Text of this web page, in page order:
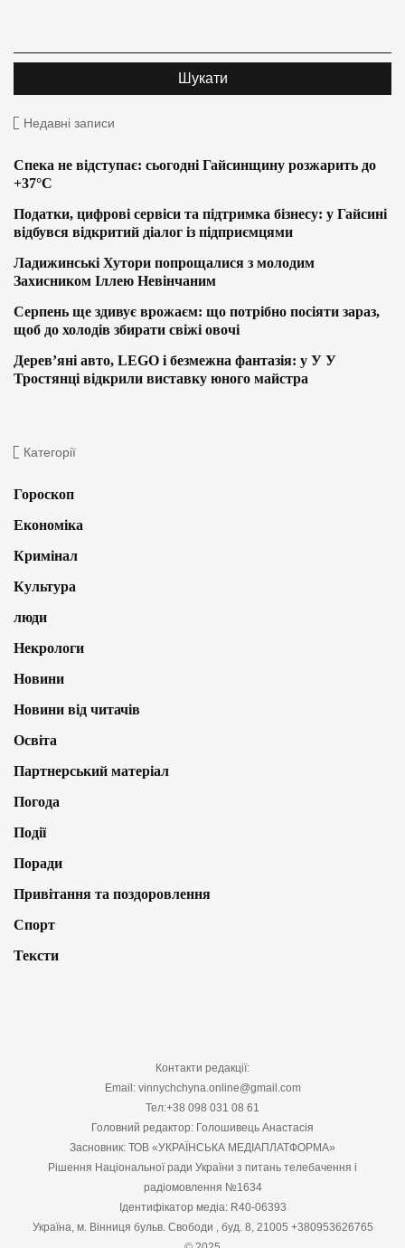
Недавні записи
Спека не відступає: сьогодні Гайсинщину розжарить до
+37°C
Податки, цифрові сервіси та підтримка бізнесу: у Гайсині
відбувся відкритий діалог із підприємцями
Ладижинські Хутори попрощалися з молодим
Захисником Іллею Невінчаним
Серпень ще здивує врожаєм: що потрібно посіяти зараз,
щоб до холодів збирати свіжі овочі
Дерев’яні авто, LEGO і безмежна фантазія: у У У
Тростянці відкрили виставку юного майстра
Категорії
Гороскоп
Економіка
Кримінал
Культура
люди
Некрологи
Новини
Новини від читачів
Освіта
Партнерський матеріал
Погода
Події
Поради
Привітання та поздоровлення
Спорт
Тексти
Контакти редакції:
Email: vinnychchyna.online@gmail.com
Тел:+38 098 031 08 61
Головний редактор: Голошивець Анастасія
Засновник: ТОВ «УКРАЇНСЬКА МЕДІАПЛАТФОРМА»
Рішення Національної ради України з питань телебачення і
радіомовлення №1634
Ідентифікатор медіа: R40-06393
Україна, м. Вінниця бульв. Свободи , буд. 8, 21005 +380953626765